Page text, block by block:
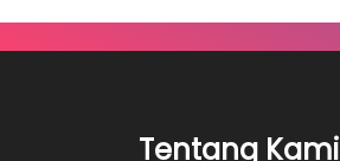
Tentang Kami